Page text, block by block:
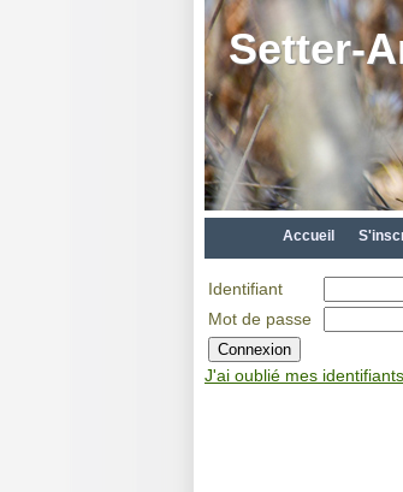
Setter-
Accueil
Identifiant
Mot de passe
J'ai oublié mes